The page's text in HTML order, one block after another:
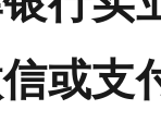
或支